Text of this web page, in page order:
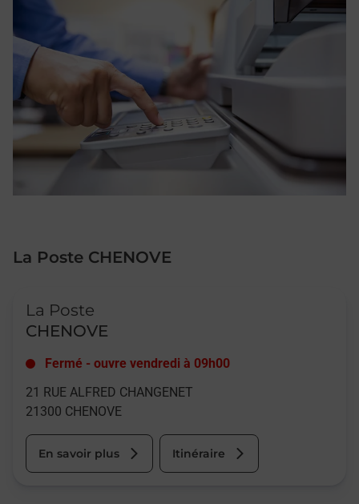
La Poste CHENOVE
La Poste
CHENOVE
Fermé - ouvre vendredi à 09h00
21 RUE ALFRED CHANGENET
21300 CHENOVE
En savoir plus Itinéraire